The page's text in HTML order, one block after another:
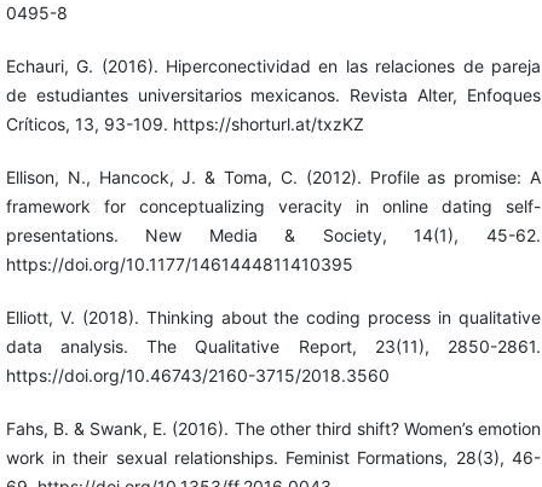
0495-8
Echauri, G. (2016). Hiperconectividad en las relaciones de pareja
de estudiantes universitarios mexicanos. Revista Alter, Enfoques
Críticos, 13, 93-109. https://shorturl.at/txzKZ
Ellison, N., Hancock, J. & Toma, C. (2012). Profile as promise: A
framework for conceptualizing veracity in online dating self-
presentations. New Media & Society, 14(1), 45-62.
https://doi.org/10.1177/1461444811410395
Elliott, V. (2018). Thinking about the coding process in qualitative
data analysis. The Qualitative Report, 23(11), 2850-2861.
https://doi.org/10.46743/2160-3715/2018.3560
Fahs, B. & Swank, E. (2016). The other third shift? Women’s emotion
work in their sexual relationships. Feminist Formations, 28(3), 46-